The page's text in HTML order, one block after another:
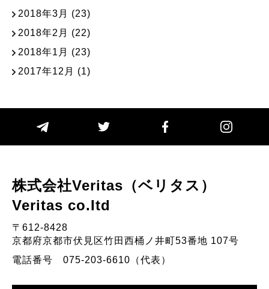
2018年3月 (23)
2018年2月 (22)
2018年1月 (23)
2017年12月 (1)
株式会社Veritas（ベリタス）
Veritas co.Itd
〒612-8428
京都府京都市伏見区竹田西桶ノ井町53番地 107号
電話番号 075-203-6610（代表）